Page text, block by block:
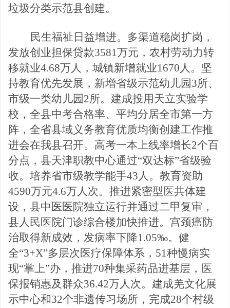
垃圾分类示范县创建。
民生福祉日益增进。多渠道稳岗扩岗，
发放创业担保贷款3581万元，农村劳动力转
移就业4.68万人，城镇新增就业1670人。坚
持教育优先发展，新增省级示范幼儿园3所、
市级一类幼儿园2所。建成投用天立实验学
校，全县中考合格率、平均分居全市第一方
阵，全省县域义务教育优质均衡创建工作推
进会在我县召开。高考一本上线率增长2个百
分点，县天津职教中心通过“双达标”省级验
收。培养省市级教学能手43人。教育资助
4590万元4.6万人次。推进紧密型医共体建
设，县中医医院独立运行并通过二甲复审，
县人民医院门诊综合楼加快推进。宫颈癌防
治取得新成效，发病率下降1.05‰。健
全“3+X”多层次医疗保障体系， 51种慢病实
现“掌上”办，推进70种集采药品进基层，医
保报销惠及群众36.42万人次。建成羌文化展
示中心和32个非遗传习场所，完成28个村级